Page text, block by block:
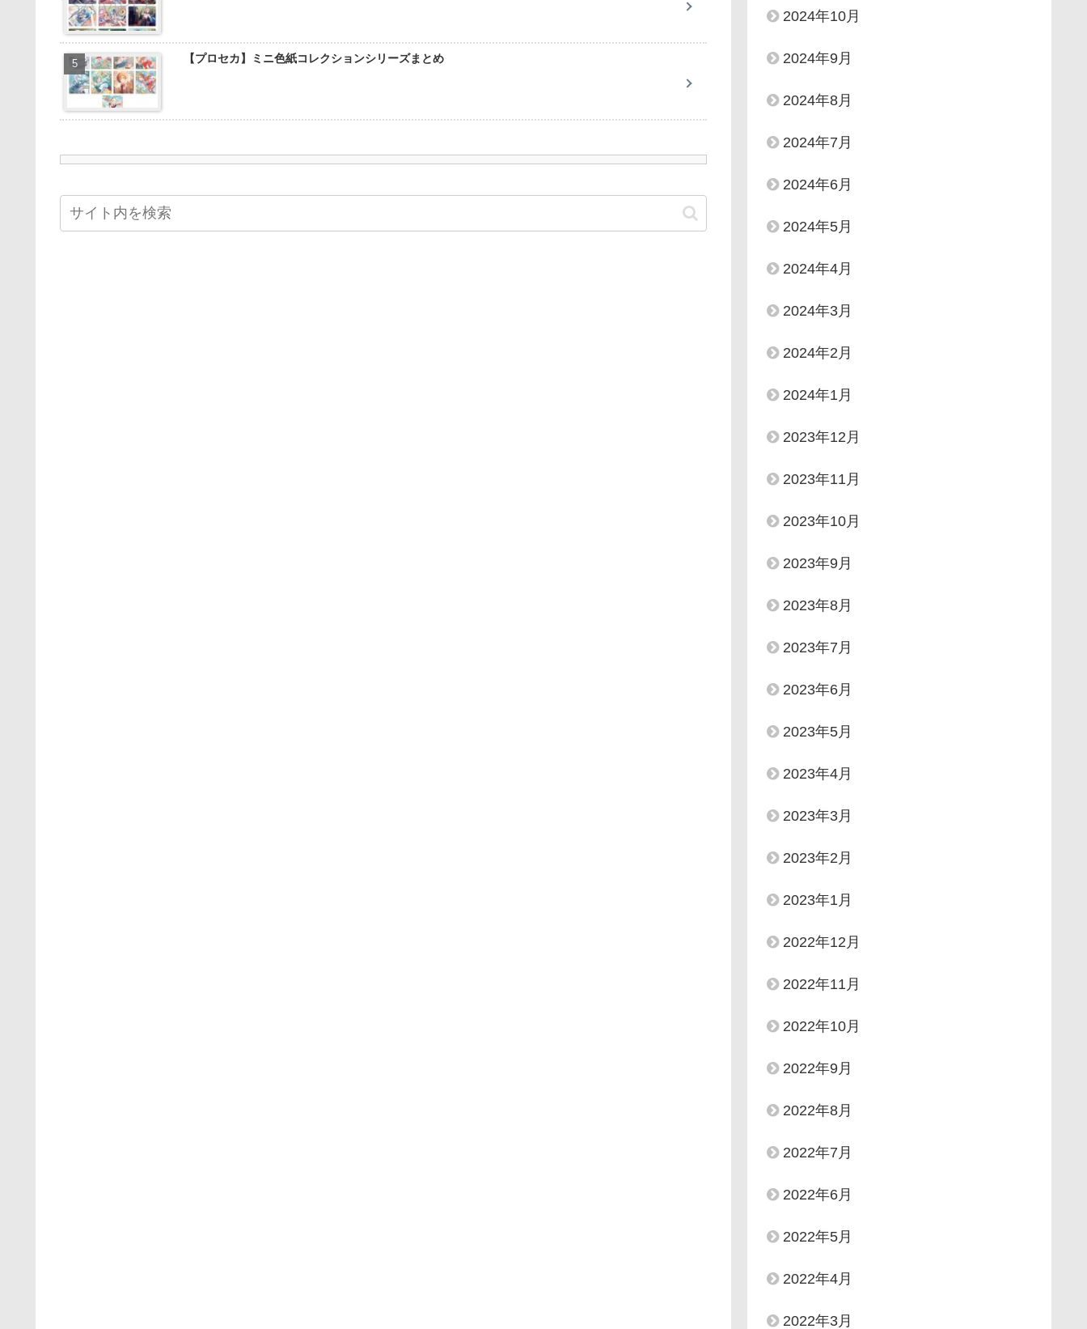
【プロセカ】ミニ色紙コレクションシリーズまとめ
2024年10月
2024年9月
2024年8月
2024年7月
2024年6月
2024年5月
2024年4月
2024年3月
2024年2月
2024年1月
2023年12月
2023年11月
2023年10月
2023年9月
2023年8月
2023年7月
2023年6月
2023年5月
2023年4月
2023年3月
2023年2月
2023年1月
2022年12月
2022年11月
2022年10月
2022年9月
2022年8月
2022年7月
2022年6月
2022年5月
2022年4月
2022年3月